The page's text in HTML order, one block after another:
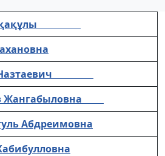
Назтаевич
Жангабыловна
Абдреимовна